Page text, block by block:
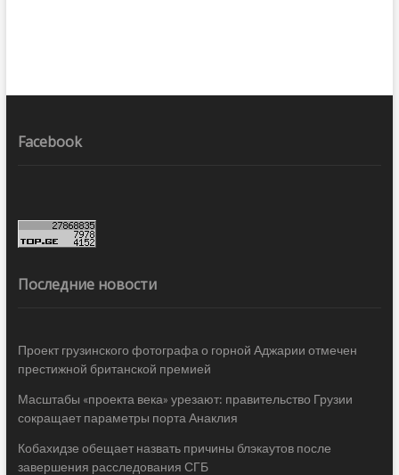
Facebook
Последние новости
Проект грузинского фотографа о горной Аджарии отмечен
престижной британской премией
Масштабы «проекта века» урезают: правительство Грузии
сокращает параметры порта Анаклия
Кобахидзе обещает назвать причины блэкаутов после
завершения расследования СГБ